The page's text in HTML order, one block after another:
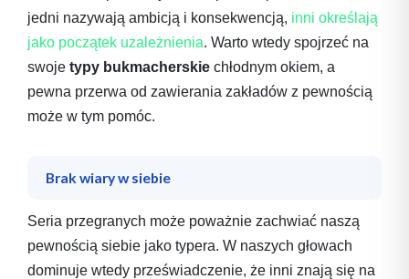
jedni nazywają ambicją i konsekwencją, inni określają
jako początek uzależnienia. Warto wtedy spojrzeć na
swoje typy bukmacherskie chłodnym okiem, a
pewna przerwa od zawierania zakładów z pewnością
może w tym pomóc.
Brak wiary w siebie
Seria przegranych może poważnie zachwiać naszą
pewnością siebie jako typera. W naszych głowach
dominuje wtedy przeświadczenie, że inni znają się na